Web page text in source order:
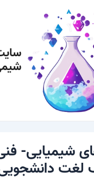
شیمیایی-
لغت